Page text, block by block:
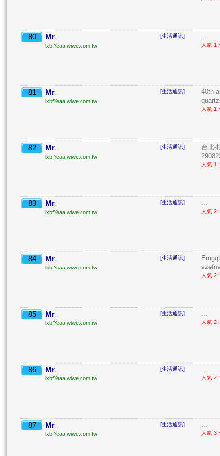
80 Mr.
lxbfYeaa.wiwe.com.tw
[生活通訊] ...
人氣 1
81 Mr.
lxbfYeaa.wiwe.com.tw
[生活通訊]
40th
人氣 1
82 Mr.
lxbfYeaa.wiwe.com.tw
[生活通訊]
台北-
人氣 1
83 Mr.
lxbfYeaa.wiwe.com.tw
[生活通訊] ...
人氣 2
84 Mr.
lxbfYeaa.wiwe.com.tw
[生活通訊]
人氣 2
85 Mr.
lxbfYeaa.wiwe.com.tw
[生活通訊] ...
人氣 2
86 Mr.
lxbfYeaa.wiwe.com.tw
[生活通訊] ...
人氣 2
87 Mr.
lxbfYeaa.wiwe.com.tw
[生活通訊] ...
人氣 3